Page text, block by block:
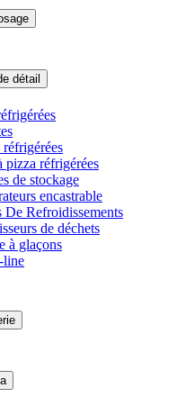
détail
pizza réfrigérées
de stockage
encastrable
De Refroidissements
de déchets
à glaçons
line